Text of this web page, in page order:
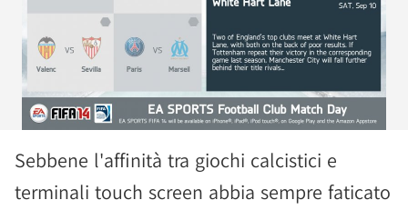
Sebbene l'affinità tra giochi calcistici e
terminali touch screen abbia sempre faticato